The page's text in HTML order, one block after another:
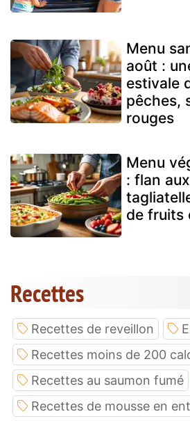
Menu
août :
estivale
pêches,
rouges
Menu
: flan
de fruits
Recettes
Recettes de reveillon
Recettes moins de 200
Recettes au saumon fumé
Recettes de mousse en